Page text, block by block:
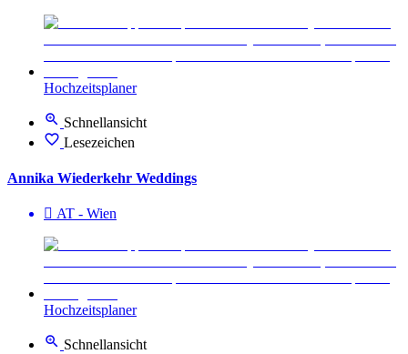
Hochzeitsplaner
Schnellansicht
Lesezeichen
Annika Wiederkehr Weddings
AT - Wien
Hochzeitsplaner
Schnellansicht